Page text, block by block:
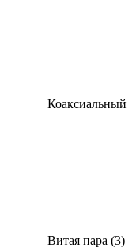
Коаксиальный
Витая пара (3)